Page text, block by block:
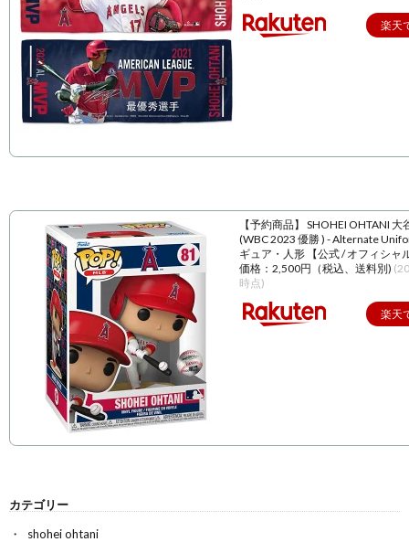
楽天
【予約商品】 SHOHEI OHTANI 大
(WBC 2023 優勝 ) - Alternate
ギュア・人形 【公式 / オフィシャ
価格：2,500円（税込、送料別)
時点)
楽天
カテゴリー
shohei ohtani